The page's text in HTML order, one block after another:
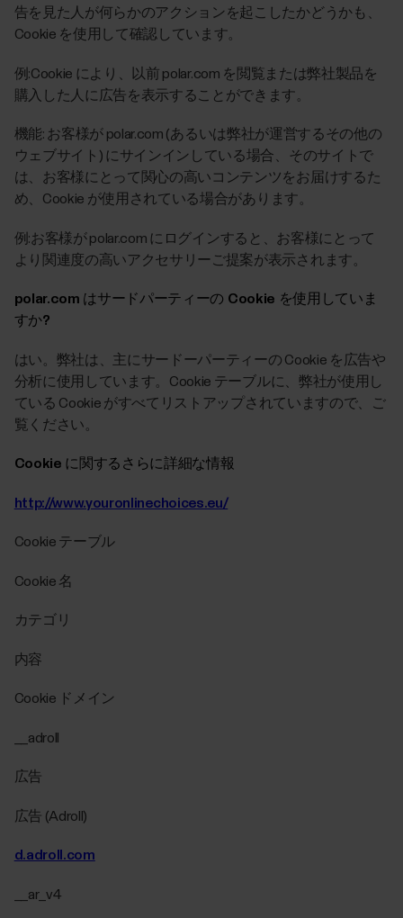
告を見た人が何らかのアクションを起こしたかどうかも、
Cookie を使用して確認しています。
例:Cookie により、以前 polar.com を閲覧または弊社製品を
購入した人に広告を表示することができます。
機能: お客様が polar.com (あるいは弊社が運営するその他の
ウェブサイト) にサインインしている場合、そのサイトで
は、お客様にとって関心の高いコンテンツをお届けするた
め、Cookie が使用されている場合があります。
例:お客様が polar.com にログインすると、お客様にとって
より関連度の高いアクセサリーご提案が表示されます。
polar.com はサードパーティーの Cookie を使用していま
すか?
はい。弊社は、主にサードーパーティーの Cookie を広告や
分析に使用しています。Cookie テーブルに、弊社が使用し
ている Cookie がすべてリストアップされていますので、ご
覧ください。
Cookie に関するさらに詳細な情報
http://www.youronlinechoices.eu/
Cookie テーブル
Cookie 名
カテゴリ
内容
Cookie ドメイン
__adroll
広告
広告 (Adroll)
d.adroll.com
__ar_v4